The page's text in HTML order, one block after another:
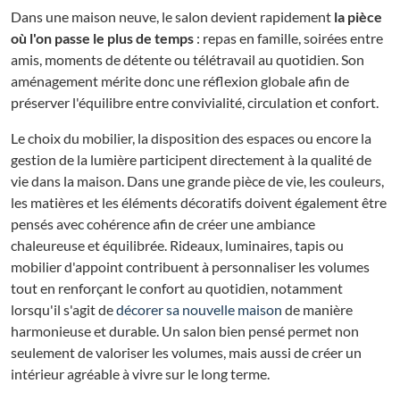
Dans une maison neuve, le salon devient rapidement la pièce
où l'on passe le plus de temps : repas en famille, soirées entre
amis, moments de détente ou télétravail au quotidien. Son
aménagement mérite donc une réflexion globale afin de
préserver l'équilibre entre convivialité, circulation et confort.
Le choix du mobilier, la disposition des espaces ou encore la
gestion de la lumière participent directement à la qualité de
vie dans la maison. Dans une grande pièce de vie, les couleurs,
les matières et les éléments décoratifs doivent également être
pensés avec cohérence afin de créer une ambiance
chaleureuse et équilibrée. Rideaux, luminaires, tapis ou
mobilier d'appoint contribuent à personnaliser les volumes
tout en renforçant le confort au quotidien, notamment
lorsqu'il s'agit dedécorer sa nouvelle maison de manière
harmonieuse et durable. Un salon bien pensé permet non
seulement de valoriser les volumes, mais aussi de créer un
intérieur agréable à vivre sur le long terme.